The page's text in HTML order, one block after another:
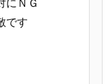
です